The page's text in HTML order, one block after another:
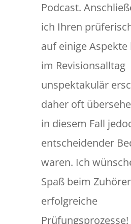
Podcast.
ich Ihren
auf einige Aspekte
im Revisionsalltag
unspektakulär
daher oft
in diesem Fall
entscheidender
waren. Ich
Spaß beim
erfolgreiche
Prüfungsprozesse!